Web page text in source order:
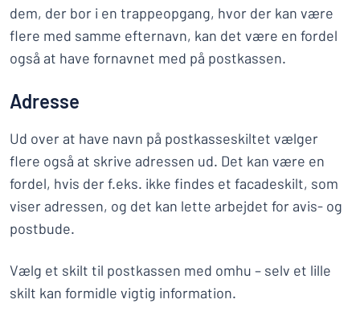
dem, der bor i en trappeopgang, hvor der kan være
flere med samme efternavn, kan det være en fordel
også at have fornavnet med på postkassen.
Adresse
Ud over at have navn på postkasseskiltet vælger
flere også at skrive adressen ud. Det kan være en
fordel, hvis der f.eks. ikke findes et facadeskilt, som
viser adressen, og det kan lette arbejdet for avis- og
postbude.
Vælg et skilt til postkassen med omhu – selv et lille
skilt kan formidle vigtig information.